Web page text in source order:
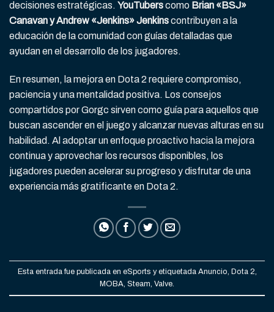
decisiones estratégicas. YouTuberscomo Brian «BSJ»
Canavan y Andrew «Jenkins» Jenkinscontribuyen a la
educación de la comunidad con guías detalladas que
ayudan en el desarrollo de los jugadores.
En resumen, la mejora en Dota 2 requiere compromiso,
paciencia y una mentalidad positiva. Los consejos
compartidos por Gorgc sirven como guía para aquellos que
buscan ascender en el juego y alcanzar nuevas alturas en su
habilidad. Al adoptar un enfoque proactivo hacia la mejora
continua y aprovechar los recursos disponibles, los
jugadores pueden acelerar su progreso y disfrutar de una
experiencia más gratificante en Dota 2.
Esta entrada fue publicada en eSports y etiquetada Anuncio, Dota 2,
MOBA, Steam, Valve.